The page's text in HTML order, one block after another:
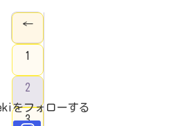
←
1
2
3
をフォローする